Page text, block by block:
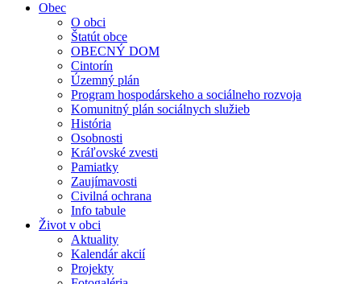
Obec
O obci
Štatút obce
OBECNÝ DOM
Cintorín
Územný plán
Program hospodárskeho a sociálneho rozvoja
Komunitný plán sociálnych služieb
História
Osobnosti
Kráľovské zvesti
Pamiatky
Zaujímavosti
Civilná ochrana
Info tabule
Život v obci
Aktuality
Kalendár akcií
Projekty